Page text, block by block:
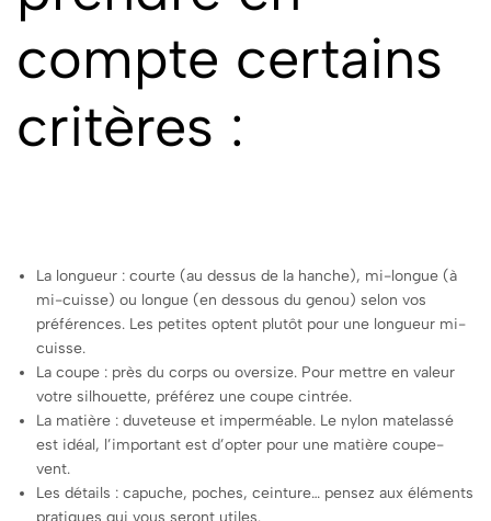
compte certains
critères :
La longueur : courte (au dessus de la hanche), mi-longue (à
mi-cuisse) ou longue (en dessous du genou) selon vos
préférences. Les petites optent plutôt pour une longueur mi-
cuisse.
La coupe : près du corps ou oversize. Pour mettre en valeur
votre silhouette, préférez une coupe cintrée.
La matière : duveteuse et imperméable. Le nylon matelassé
est idéal, l’important est d’opter pour une matière coupe-
vent.
Les détails : capuche, poches, ceinture… pensez aux éléments
pratiques qui vous seront utiles.